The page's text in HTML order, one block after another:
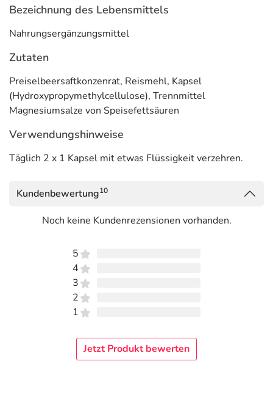
Langgasse 63
64409 Messel
Allergene) sind bei den Lebensmittelangaben als pdf
Bezeichnung des Lebensmittels
Nahrungsergänzungsmittel
Zutaten
Preiselbeersaftkonzenrat, Reismehl, Kapsel
(Hydroxypropymethylcellulose), Trennmittel
Magnesiumsalze von Speisefettsäuren
Verwendungshinweise
Täglich 2 x 1 Kapsel mit etwas Flüssigkeit verzehren.
Kundenbewertung10
Noch keine Kundenrezensionen vorhanden.
5
4
3
2
1
Jetzt Produkt bewerten